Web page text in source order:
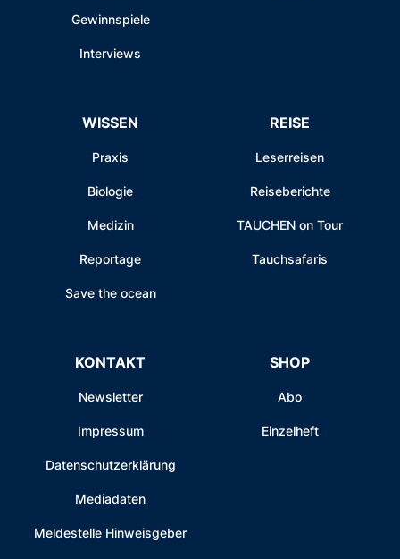
Gewinnspiele
Interviews
WISSEN
Praxis
Biologie
Medizin
Reportage
Save the ocean
REISE
Leserreisen
Reiseberichte
TAUCHEN on Tour
Tauchsafaris
KONTAKT
Newsletter
Impressum
Datenschutzerklärung
Mediadaten
Meldestelle Hinweisgeber
SHOP
Abo
Einzelheft